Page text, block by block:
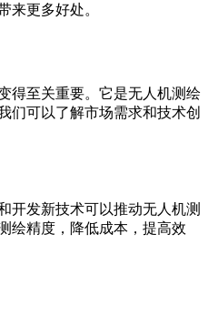
来更多好处。
得至关重要。它是无人机测绘
们可以了解市场需求和技术创
开发新技术可以推动无人机测
绘精度，降低成本，提高效